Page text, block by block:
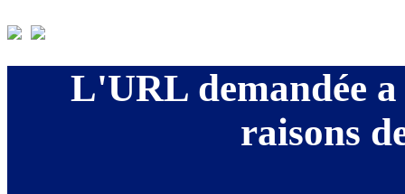
L'URL demandée a
raisons